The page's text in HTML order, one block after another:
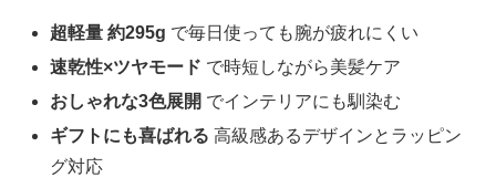
超軽量 約295g で毎日使っても腕が疲れにくい
速乾性×ツヤモード で時短しながら美髪ケア
おしゃれな3色展開 でインテリアにも馴染む
ギフトにも喜ばれる 高級感あるデザインとラッピン
グ対応